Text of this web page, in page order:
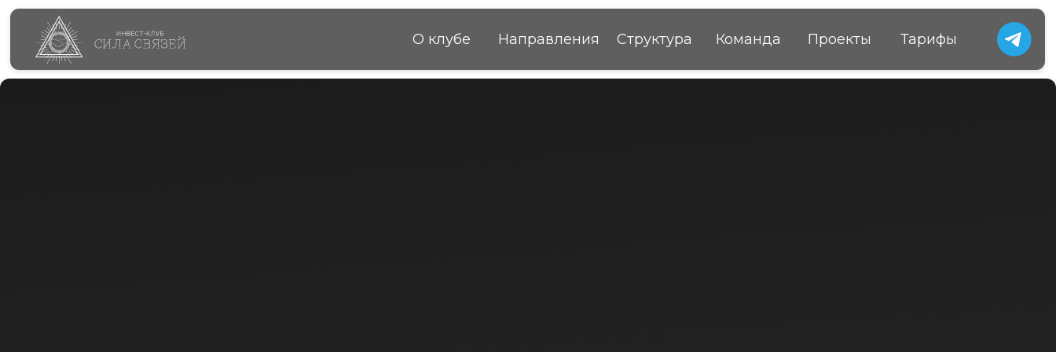
О клубе Проекты
Направления Команда
Структура Тарифы